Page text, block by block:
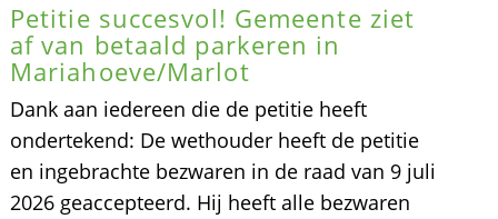
Petitie succesvol! Gemeente ziet
af van betaald parkeren in
Mariahoeve/Marlot
Dank aan iedereen die de petitie heeft
ondertekend: De wethouder heeft de petitie
en ingebrachte bezwaren in de raad van 9 juli
2026 geaccepteerd. Hij heeft alle bezwaren